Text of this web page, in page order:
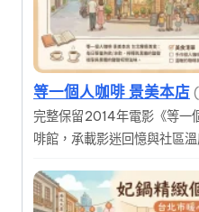
等一個人咖啡 景美本店
完整保留2014年電影《等一
啡館，承載影迷回憶與社區